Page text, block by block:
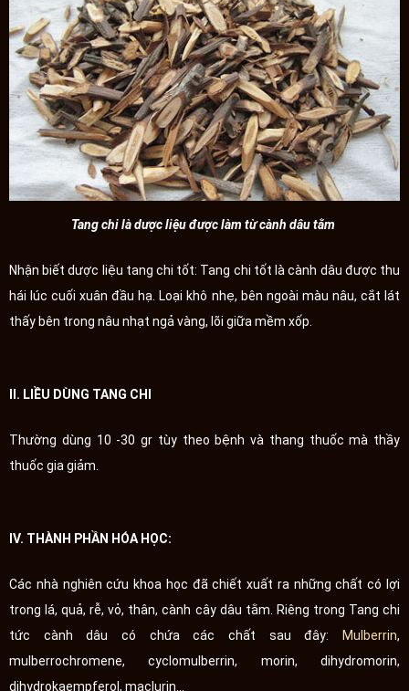
Tang chi là dược liệu được làm từ cành dâu tằm
Nhận biết dược liệu tang chi tốt: Tang chi tốt là cành dâu được thu
hái lúc cuối xuân đầu hạ. Loại khô nhẹ, bên ngoài màu nâu, cắt lát
thấy bên trong nâu nhạt ngả vàng, lõi giữa mềm xốp.
II. LIỀU DÙNG TANG CHI
Thường dùng 10 -30 gr tùy theo bệnh và thang thuốc mà thầy
thuốc gia giảm.
IV. THÀNH PHẦN HÓA HỌC:
Các nhà nghiên cứu khoa học đã chiết xuất ra những chất có lợi
trong lá, quả, rễ, vỏ, thân, cành cây dâu tằm. Riêng trong Tang chi
tức cành dâu có chứa các chất sau đây:
Mulberrin,
mulberrochromene, cyclomulberrin, morin, dihydromorin,
dihydrokaempferol, maclurin…